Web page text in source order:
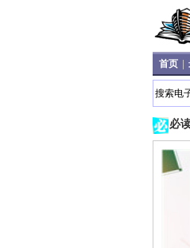
首页
搜索电
必